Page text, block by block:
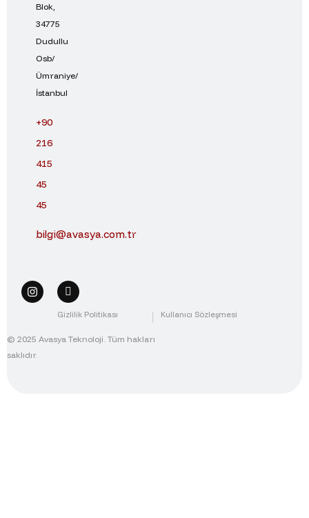
Blok,
34775
Dudullu
Osb/
Ümraniye/
İstanbul
+90
216
415
45
45
bilgi@avasya.com.tr
Gizlilik Politikası Kullanıcı Sözleşmesi
© 2025 Avasya Teknoloji. Tüm hakları
saklıdır.